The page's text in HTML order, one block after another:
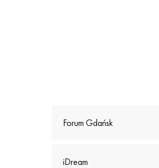
Forum Gdańsk
iDream